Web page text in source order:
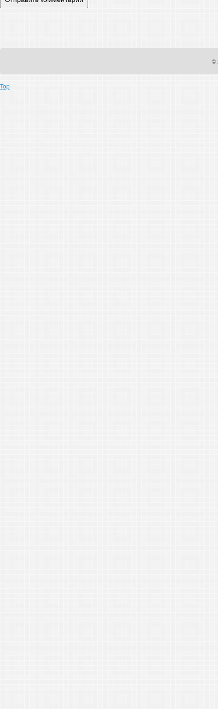
©
Top